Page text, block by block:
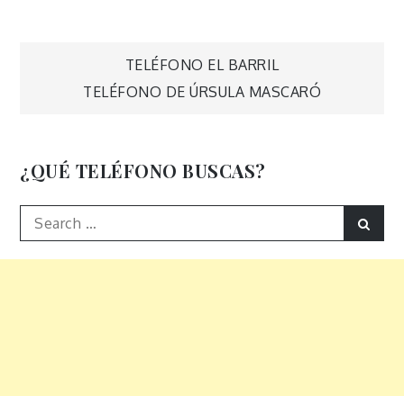
Navegación
entradas
TELÉFONO EL BARRIL
TELÉFONO DE ÚRSULA MASCARÓ
¿QUÉ TELÉFONO BUSCAS?
Search
for: